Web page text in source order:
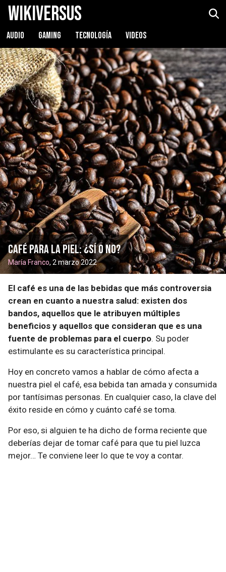
WikiVersus
AUDIO GAMING TECNOLOGÍA VIDEOS
Café para la piel: ¿Sí o no?
María Franco, 2 marzo 2022
El café es una de las bebidas que más controversia
crean en cuanto a nuestra salud: existen dos
bandos, aquellos que le atribuyen múltiples
beneficios y aquellos que consideran que es una
fuente de problemas para el cuerpo. Su poder
estimulante es su característica principal.
Hoy en concreto vamos a hablar de cómo afecta a
nuestra piel el café, esa bebida tan amada y consumida
por tantísimas personas. En cualquier caso, la clave del
éxito reside en cómo y cuánto café se toma.
Por eso, si alguien te ha dicho de forma reciente que
deberías dejar de tomar café para que tu piel luzca
mejor… Te conviene leer lo que te voy a contar.